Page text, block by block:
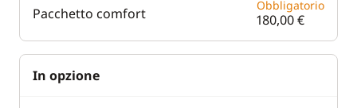
Pacchetto comfort Obbligatorio
180,00 €
In opzione